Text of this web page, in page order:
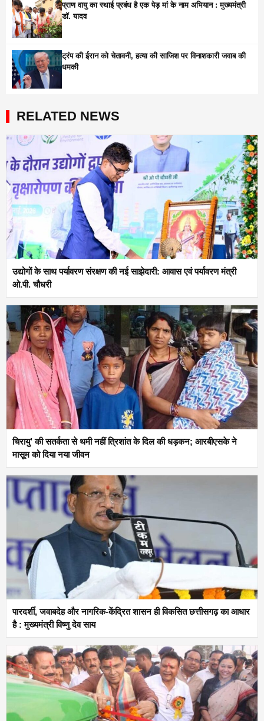
प्राण वायु का स्थाई प्रबंध है एक पेड़ मां के नाम अभियान : मुख्यमंत्री
डॉ. यादव
ट्रंप की ईरान को चेतावनी, हत्या की साजिश पर विनाशकारी जवाब की
धमकी
RELATED NEWS
उद्योगों के साथ पर्यावरण संरक्षण की नई साझेदारी: आवास एवं पर्यावरण मंत्री
ओ.पी. चौधरी
चिरायु’ की सतर्कता से थमी नहीं त्रिशांत के दिल की धड़कन; आरबीएसके ने
मासूम को दिया नया जीवन
पारदर्शी, जवाबदेह और नागरिक-केंद्रित शासन ही विकसित छत्तीसगढ़ का आधार
है : मुख्यमंत्री विष्णु देव साय